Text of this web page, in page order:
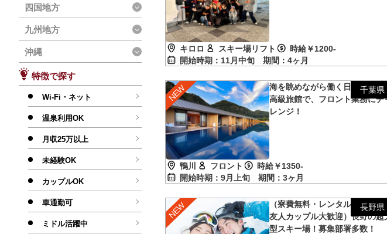
四国地方
九州地方
沖縄
特徴で探す
Wi-Fi・ネット
温泉利用OK
月収25万以上
未経験OK
カップルOK
車通勤可
ミドル活躍中
キロロ スキー場リフト
時給￥1200-
開始時期：11月中旬 期間：4ヶ月
千葉県
海を眺めながら働く日々◎鴨川
高級旅館で、フロント業務にチ
レンジ！
鴨川 フロント
時給￥1350-
開始時期：9月上旬 期間：3ヶ月
長野県
（寮費無料・レンタル特典あり
友人カップル大歓迎）長野の超
型スキー場！募集部署多数！